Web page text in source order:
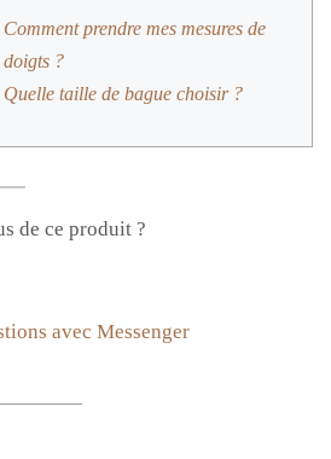
Comment prendre mes mesures de
doigts ?
Quelle taille de bague choisir ?
de ce produit ?
avec Messenger